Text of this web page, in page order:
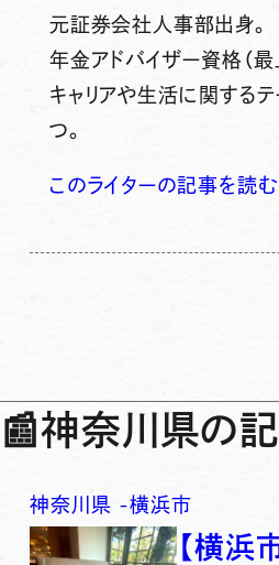
元証券会社人事部出身。
年金アドバイザー資格（最
キャリアや生活に関する
つ。
このライターの記事を読む
📰神奈川県の
神奈川県 -横浜市
【横浜